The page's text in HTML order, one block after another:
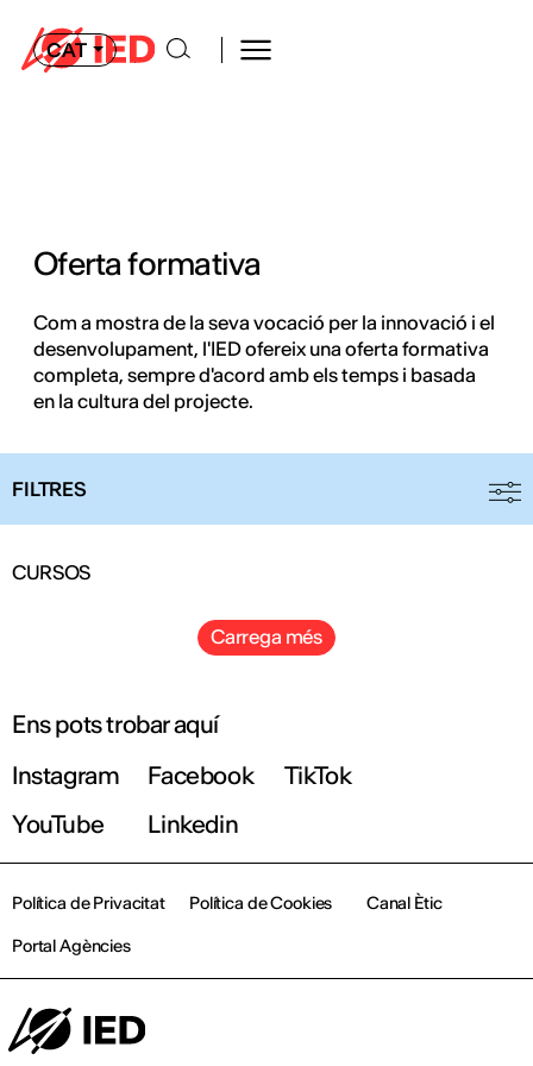
CAT
Oferta formativa
Com a mostra de la seva vocació per la innovació i el
desenvolupament, l'IED ofereix una oferta formativa
completa, sempre d'acord amb els temps i basada
en la cultura del projecte.
FILTRES
CURSOS
Carrega més
Ens pots trobar aquí
Instagram
Facebook
TikTok
YouTube
Linkedin
Política de Privacitat Política de Cookies
Canal Ètic
Portal Agències